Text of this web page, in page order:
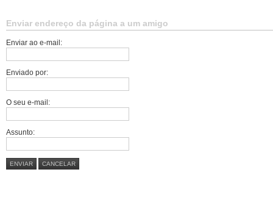
Enviar endereço da página a um amigo
Enviar ao e-mail:
Enviado por:
O seu e-mail:
Assunto:
ENVIAR CANCELAR